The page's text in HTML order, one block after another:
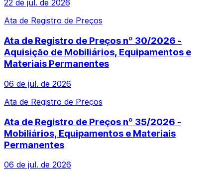
22 de jul. de 2026
Ata de Registro de Preços
Ata de Registro de Preços nº 30/2026 -
Aquisição de Mobiliários, Equipamentos e
Materiais Permanentes
06 de jul. de 2026
Ata de Registro de Preços
Ata de Registro de Preços nº 35/2026 -
Mobiliários, Equipamentos e Materiais
Permanentes
06 de jul. de 2026